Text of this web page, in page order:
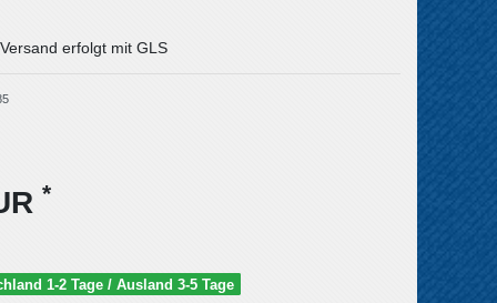
erfolgt mit GLS
*
1-2 Tage / Ausland 3-5 Tage